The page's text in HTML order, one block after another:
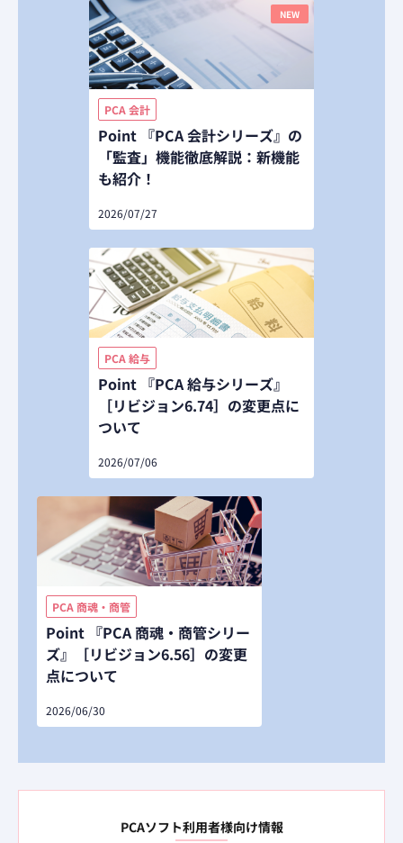
NEW
PCA 会計
Point 『PCA 会計シリーズ』の
「監査」機能徹底解説：新機能
も紹介！
2026/07/27
PCA 給与
Point 『PCA 給与シリーズ』
［リビジョン6.74］の変更点に
ついて
2026/07/06
PCA 商魂・商管
Point 『PCA 商魂・商管シリー
ズ』［リビジョン6.56］の変更
点について
2026/06/30
PCAソフト利用者様向け情報